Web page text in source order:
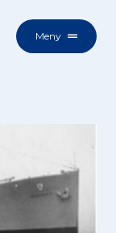
Meny